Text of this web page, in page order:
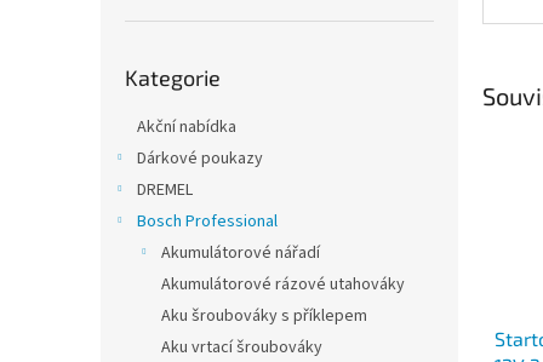
kategorie
Kategorie
Akční nabídka
Dárkové poukazy
DREMEL
Bosch Professional
Akumulátorové nářadí
Akumulátorové rázové utahováky
Aku šroubováky s příklepem
Aku vrtací šroubováky